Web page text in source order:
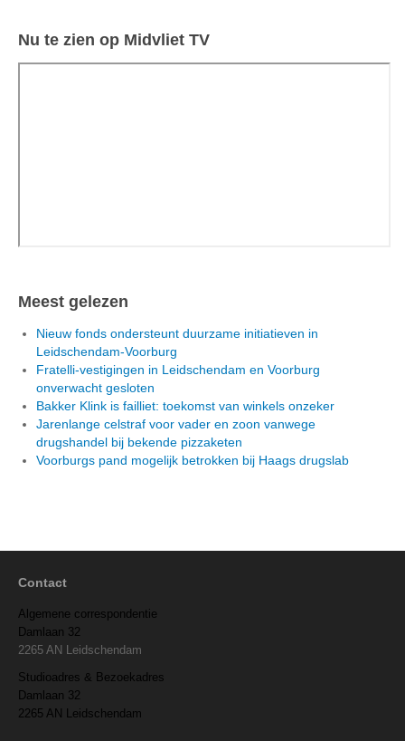
Nu te zien op Midvliet TV
Meest gelezen
Nieuw fonds ondersteunt duurzame initiatieven in
Leidschendam-Voorburg
Fratelli-vestigingen in Leidschendam en Voorburg
onverwacht gesloten
Bakker Klink is failliet: toekomst van winkels onzeker
Jarenlange celstraf voor vader en zoon vanwege
drugshandel bij bekende pizzaketen
Voorburgs pand mogelijk betrokken bij Haags drugslab
Contact
Algemene correspondentie
Damlaan 32
2265 AN Leidschendam
Studioadres & Bezoekadres
Damlaan 32
2265 AN Leidschendam